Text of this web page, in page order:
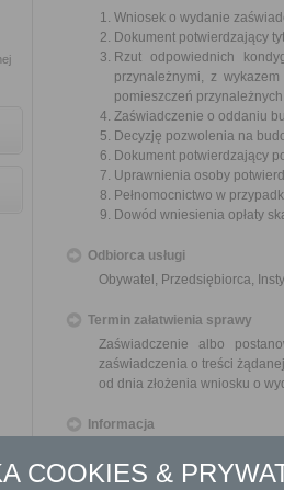
Wniosek o wydanie
Dokument potwierdzający
Rzut odpowiednich
przynależnymi, z
pomieszczeń
Zaświadczenie o oddaniu
Decyzję pozwolenia na
Dokument potwierdzający
Uprawnienia osoby
Pełnomocnictwo w
Dowód wniesienia opłaty
Odbiorca usługi
Obywatel, Przedsiębiorca,
Termin załatwienia sprawy
Zaświadczenie albo
zaświadczenia o treści
od dnia złożenia wniosku o
Informacja
uzupełniająca informacja
COOKIES &